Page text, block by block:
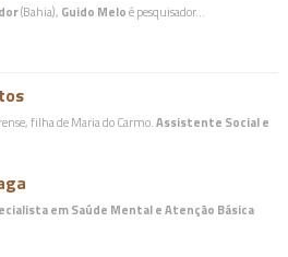
(Bahia), Guido Meloé pesquisador…
filha de Maria do Carmo.Assistente Social e
em Saúde Mental e Atenção Básica